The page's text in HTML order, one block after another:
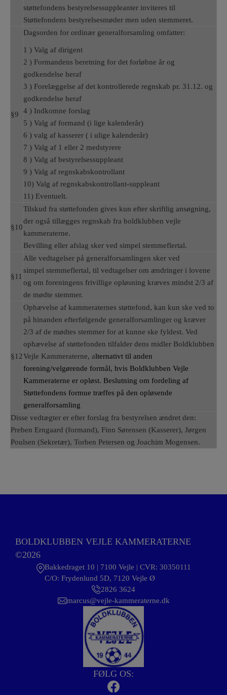
støttefondens bestyrelsessuppleanter inviteres til
Støttefondens bestyrelsesmøder men uden stemmeret.
§9
Dagsorden for ordinær generalforsamling omfatter:
1 ) Valg af dirigent
2 ) Formandens beretning for det forløbne år og
godkendelse heraf
3 ) Forelæggelse af det kontrollerede regnskab pr. 31.12. og
godkendelse heraf
4 ) Indkomne forslag
5 ) Valg af formand (i lige kalenderår)
6 ) valg af kasserer ( i ulige kalenderår)
7 ) Valg af 1 eller 2 medstyrere
8 ) Valg af bestyrelsessuppleant
9 ) Valg af regnskabskontrollant
10) Valg af regnskabskontrollant-suppleant
11) Eventuelt.
§10
Tilskud fra støttefonden gives kun efter skriftlig ansøgning,
der også tillægges regnskab fra boldklubben vejle
kammeraterne.
Bevilling eller afslag sker ved simpel stemmeflertal.
§11
Alle vedtagelser på generalforsamlingen sker ved
simpel stemmeflertal, til vedtagelser om ændringer i lovene
og om foreningens frivillige opløsning kræves mindst 2/3 af
de mødte stemmer.
§12
Ophævelse af kammeraternes støttefond, kan kun ske ved to
på hinanden efterfølgende generalforsamlinger og kræver
2/3 af de mødtes stemmer for at kunne ske fyldest. Ved
ophævelse af støttefonden tilfalder dens midler Boldklubben
Vejle Kammeraterne, alternativt til anden
forening/velgørende formål, hvis Boldklubben Vejle
Kammeraterne er opløst. Beslutning om fordeling af
Støttefondens formue træffes på den opløsende
generalforsamling
Disse vedtægter er efter forslag fra bestyrelsen ændret den:
Preben Erngaard (formand), Finn Sørensen (Kasserer), Jørgen
Poulsen (Sekretær), Torben Petersen og Joachim Mogensen.
BOLDKLUBBEN VEJLE KAMMERATERNE
©2026
Bakkedraget 10 | 7100 Vejle | CVR: 30350111
C/O: Frydenlund 5D, 7120 Vejle Ø
2826 3624
marcus@vejle-kammeraterne.dk
FØLG OS: